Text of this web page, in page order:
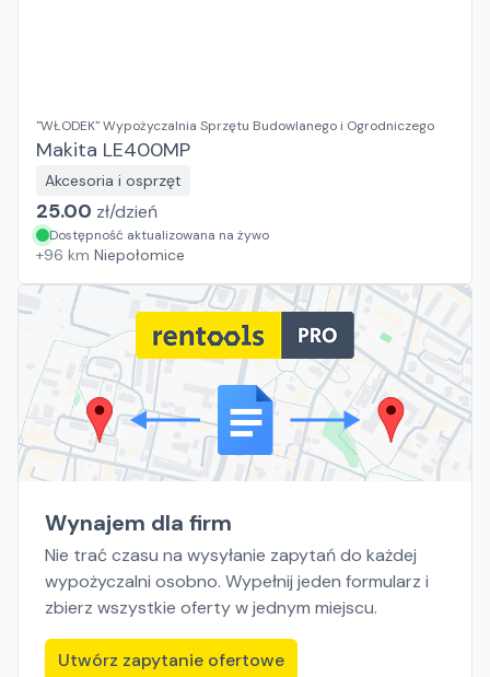
"WŁODEK" Wypożyczalnia Sprzętu Budowlanego i Ogrodniczego
Makita LE400MP
Akcesoria i osprzęt
25.00 zł/dzień
Dostępność aktualizowana na żywo
+96 km Niepołomice
Wynajem dla firm
Nie trać czasu na wysyłanie zapytań do każdej
wypożyczalni osobno. Wypełnij jeden formularz i
zbierz wszystkie oferty w jednym miejscu.
Utwórz zapytanie ofertowe